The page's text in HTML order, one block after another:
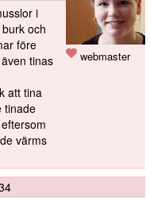
webmaster
i
och
före
tinas
att tina
tinade
värms